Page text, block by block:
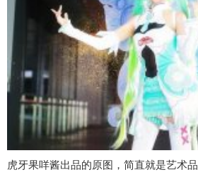
虎牙果咩酱出品的原图，简直就是艺术品